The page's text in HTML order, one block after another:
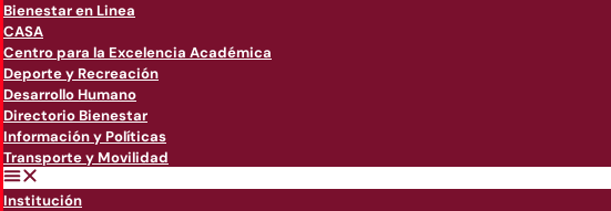
Bienestar en Linea
CASA
Centro para la Excelencia Académica
Deporte y Recreación
Desarrollo Humano
Directorio Bienestar
Información y Políticas
Transporte y Movilidad
Institución